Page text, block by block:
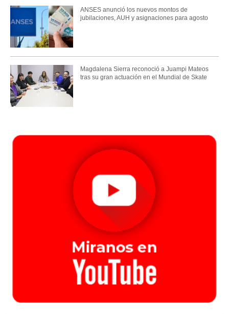
ANSES anunció los nuevos montos de
jubilaciones, AUH y asignaciones para agosto
Magdalena Sierra reconoció a Juampi Mateos
tras su gran actuación en el Mundial de Skate